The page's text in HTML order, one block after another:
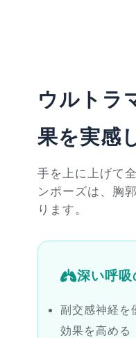
ウルトラ
果を実感
手を上に上げて
ンポーズは、胸
ります。
深い呼吸
副交感神経を
効果を高める